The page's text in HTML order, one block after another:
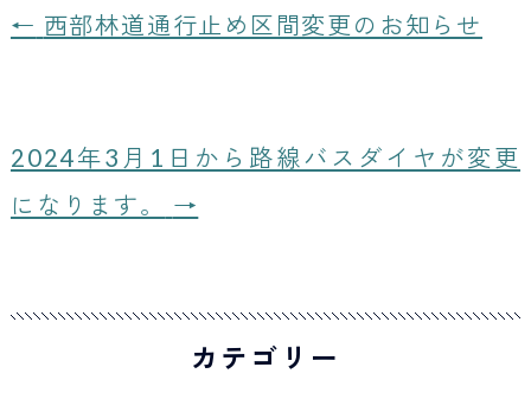
e
o
k
← 西部林道通行止め区間変更のお知らせ
2024年3月1日から路線バスダイヤが変更
になります。
→
カテゴリー